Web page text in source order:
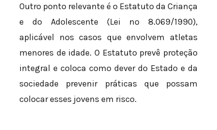
Outro ponto relevante é o Estatuto da Criança
e do Adolescente (Lei nº 8.069/1990),
aplicável nos casos que envolvem atletas
menores de idade. O Estatuto prevê proteção
integral e coloca como dever do Estado e da
sociedade prevenir práticas que possam
colocar esses jovens em risco.